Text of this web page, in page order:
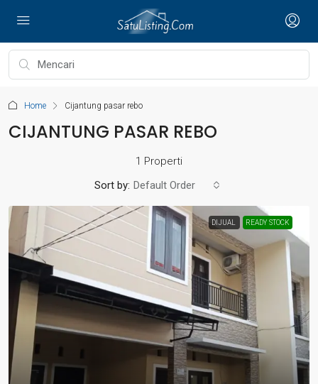
Home Cijantung pasar rebo
CIJANTUNG PASAR REBO
1 Properti
Sort by: Default Order
DIJUAL READY STOCK